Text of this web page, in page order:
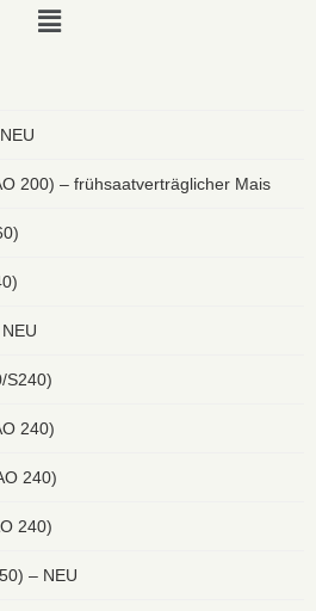
200) – frühsaatverträglicher Mais
S240)
240)
240)
240)
– NEU